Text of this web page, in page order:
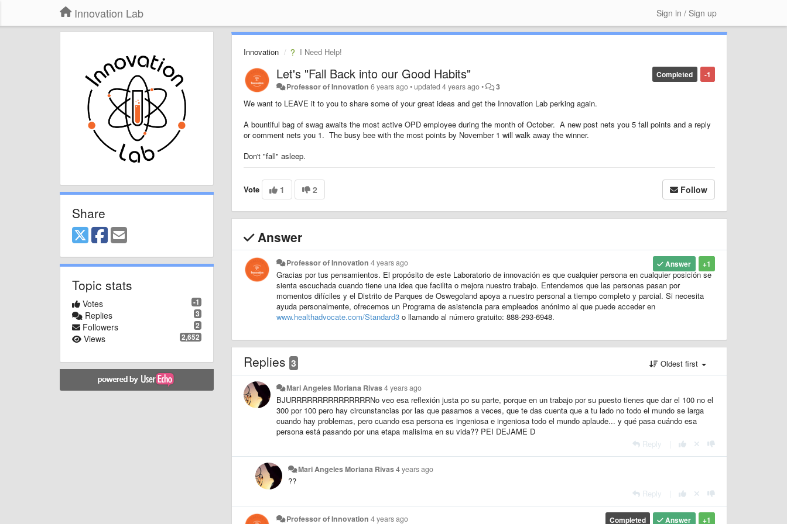
Innovation Lab Sign in / Sign up
Share
Topic stats
-1
Votes
3
Replies
2
Followers
2,652
Views
Innovation I Need Help!
-1
Completed
Let's "Fall Back into our Good Habits"
Professor of Innovation 6 years ago•updated 4 years ago• 3
We want to LEAVE it to you to share some of your great ideas and get the Innovation Lab perking again.
A bountiful bag of swag awaits the most active OPD employee during the month of October. A new post nets you 5 fall points and a reply
or comment nets you 1. The busy bee with the most points by November 1 will walk away the winner.
Don't "fall" asleep.
Vote 1 2 Follow
Answer
+1
Answer
Professor of Innovation 4 years ago
Gracias por tus pensamientos. El propósito de este Laboratorio de innovación es que cualquier persona en cualquier posición se
sienta escuchada cuando tiene una idea que facilita o mejora nuestro trabajo. Entendemos que las personas pasan por
momentos difíciles y el Distrito de Parques de Oswegoland apoya a nuestro personal a tiempo completo y parcial. Si necesita
ayuda personalmente, ofrecemos un Programa de asistencia para empleados anónimo al que puede acceder en
www.healthadvocate.com/Standard3o llamando al número gratuito: 888-293-6948.
Replies 3 Oldest first
Mari Angeles Moriana Rivas4 years ago
BJURRRRRRRRRRRRRRRNo veo esa reflexión justa po su parte, porque en un trabajo por su puesto tienes que dar el 100 no el
300 por 100 pero hay circunstancias por las que pasamos a veces, que te das cuenta que a tu lado no todo el mundo se larga
cuando hay problemas, pero cuando esa persona es ingeniosa e ingeniosa todo el mundo aplaude... y qué pasa cuándo esa
persona está pasando por una etapa malisima en su vida?? PEI DEJAME D
Reply
Mari Angeles Moriana Rivas4 years ago
??
Reply
+1
Answer
Completed
Professor of Innovation 4 years ago